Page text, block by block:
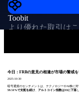
Toobit
より優れた取引は
今日：FRBの意見の相違が市場の警戒
2025-10-30
暗号通貨のセンチメントは、テクノロジーやAI株に
59.51%で支配を続け、 アルトコイン指数は33に下落